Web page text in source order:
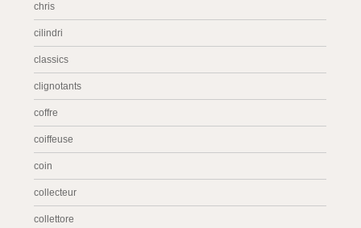
chris
cilindri
classics
clignotants
coffre
coiffeuse
coin
collecteur
collettore